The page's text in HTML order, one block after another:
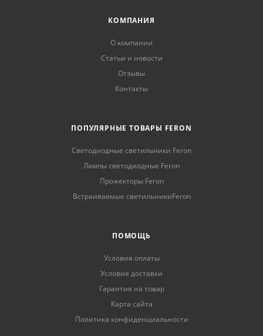
КОМПАНИЯ
О компании
Статьи и новости
Отзывы
Контакты
ПОПУЛЯРНЫЕ ТОВАРЫ FERON
Светодиодные светильники Feron
Лампы светодиодные Feron
Прожекторы Feron
Встраиваемые светильникиFeron
ПОМОЩЬ
Условия оплаты
Условия доставки
Гарантия на товар
Карта сайта
Политика конфиденциальности